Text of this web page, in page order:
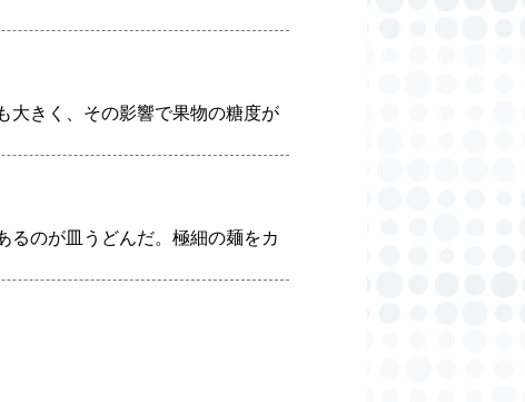
大きく、その影響で果物の糖度が
るのが皿うどんだ。極細の麺をカ